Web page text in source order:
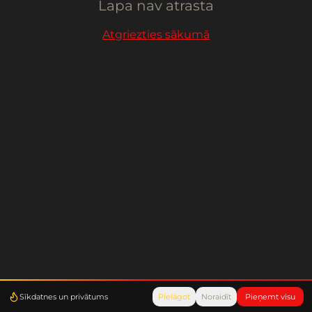
Sīkdatnes un privātums Pielāgot Noraidīt Pieņemt visu
Lapa nav atrasta
Atgriezties sākumā